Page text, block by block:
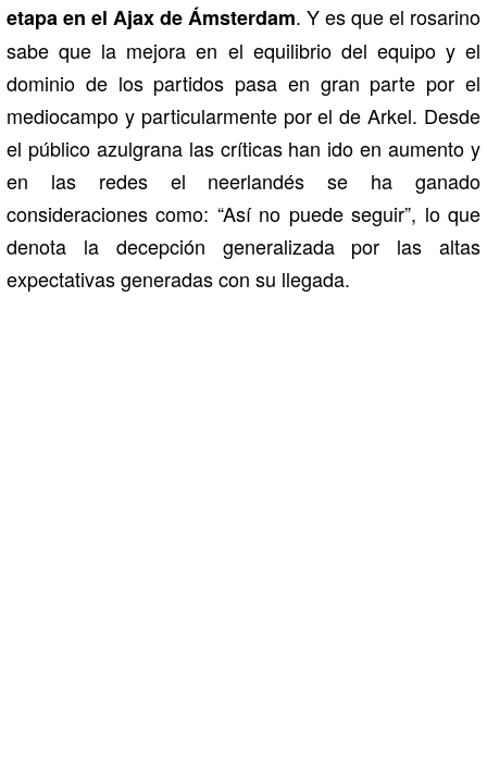
etapa en el Ajax de Ámsterdam. Y es que el rosarino
sabe que la mejora en el equilibrio del equipo y el
dominio de los partidos pasa en gran parte por el
mediocampo y particularmente por el de Arkel. Desde
el público azulgrana las críticas han ido en aumento y
en las redes el neerlandés se ha ganado
consideraciones como: “Así no puede seguir”, lo que
denota la decepción generalizada por las altas
expectativas generadas con su llegada.